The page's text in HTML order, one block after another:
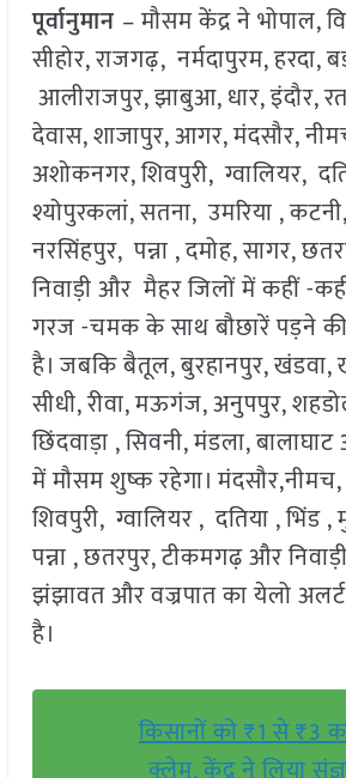
पूर्वानुमान – मौसम केंद्र ने भोपाल,
सीहोर, राजगढ़, नर्मदापुरम, हरदा,
आलीराजपुर, झाबुआ, धार, इंदौर,
देवास, शाजापुर, आगर, मंदसौर,
अशोकनगर, शिवपुरी, ग्वालियर,
श्योपुरकलां, सतना, उमरिया ,
नरसिंहपुर, पन्ना , दमोह, सागर,
निवाड़ी और मैहर जिलों में कहीं -कहीं
गरज -चमक के साथ बौछारें पड़ने
है। जबकि बैतूल, बुरहानपुर, खंडवा,
सीधी, रीवा, मऊगंज, अनुपपुर,
छिंदवाड़ा , सिवनी, मंडला, बालाघाट
में मौसम शुष्क रहेगा।
शिवपुरी, ग्वालियर , दतिया , भिंड
पन्ना , छतरपुर, टीकमगढ़ और
झंझावत और वज्रपात का येलो अलर्ट
है।
किसानों को ₹1 से ₹3